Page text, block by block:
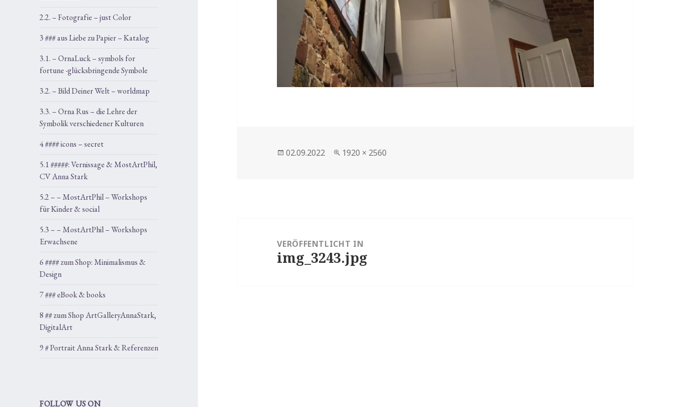
2.2. – Fotografie – just Color
3 ### aus Liebe zu Papier – Katalog
3.1. – OrnaLuck – symbols for
fortune -glücksbringende Symbole
3.2. – Bild Deiner Welt – worldmap
3.3. – Orna Rus – die Lehre der
Symbolik verschiedener Kulturen
4 #### icons – secret
5.1 #####: Vernissage & MostArtPhil,
CV Anna Stark
5.2 – – MostArtPhil – Workshops
für Kinder & social
5.3 – – MostArtPhil – Workshops
Erwachsene
6 #### zum Shop: Minimalismus &
Design
7 ### eBook & books
8 ## zum Shop ArtGalleryAnnaStark,
DigitalArt
9 # Portrait Anna Stark & Referenzen
FOLLOW US ON
Veröffentlicht
02.09.2022
Volle
1920 × 2560
VERÖFFENTLICHT IN
img_3243.jpg